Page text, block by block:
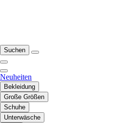
Suchen
Neuheiten
Bekleidung
Große Größen
Schuhe
Unterwäsche